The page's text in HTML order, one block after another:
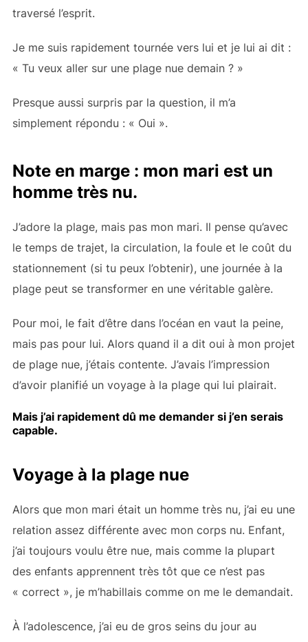
traversé l’esprit.
Je me suis rapidement tournée vers lui et je lui ai dit :
« Tu veux aller sur une plage nue demain ? »
Presque aussi surpris par la question, il m’a
simplement répondu : « Oui ».
Note en marge : mon mari est un
homme très nu.
J’adore la plage, mais pas mon mari. Il pense qu’avec
le temps de trajet, la circulation, la foule et le coût du
stationnement (si tu peux l’obtenir), une journée à la
plage peut se transformer en une véritable galère.
Pour moi, le fait d’être dans l’océan en vaut la peine,
mais pas pour lui. Alors quand il a dit oui à mon projet
de plage nue, j’étais contente. J’avais l’impression
d’avoir planifié un voyage à la plage qui lui plairait.
Mais j’ai rapidement dû me demander si j’en serais
capable.
Voyage à la plage nue
Alors que mon mari était un homme très nu, j’ai eu une
relation assez différente avec mon corps nu. Enfant,
j’ai toujours voulu être nue, mais comme la plupart
des enfants apprennent très tôt que ce n’est pas
« correct », je m’habillais comme on me le demandait.
À l’adolescence, j’ai eu de gros seins du jour au